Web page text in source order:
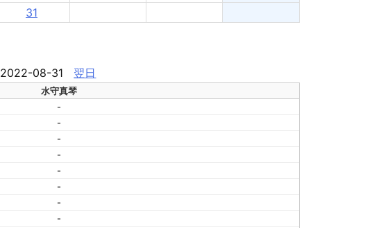
31
2022-08-31 翌日
水守真琴
-
-
-
-
-
-
-
-